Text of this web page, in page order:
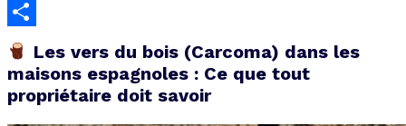
Email
Partager
Les vers du bois (Carcoma) dans les
maisons espagnoles : Ce que tout
propriétaire doit savoir